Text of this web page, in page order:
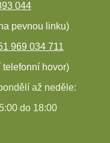
044
pevnou linku)
969 034 711
hovor)
až neděle:
do 18:00